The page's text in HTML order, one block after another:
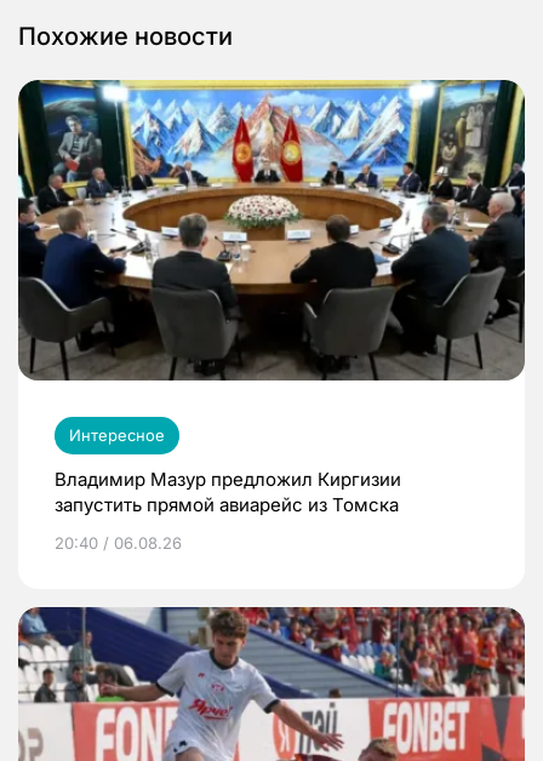
Похожие новости
Интересное
Владимир Мазур предложил Киргизии
запустить прямой авиарейс из Томска
20:40 / 06.08.26